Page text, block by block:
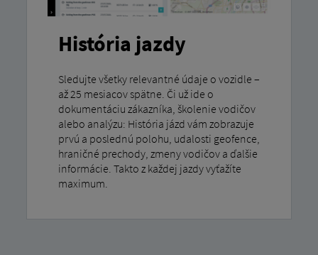
História jazdy
Sledujte všetky relevantné údaje o vozidle –
až 25 mesiacov spätne. Či už ide o
dokumentáciu zákazníka, školenie vodičov
alebo analýzu: História jázd vám zobrazuje
prvú a poslednú polohu, udalosti geofence,
hraničné prechody, zmeny vodičov a ďalšie
informácie. Takto z každej jazdy vyťažíte
maximum.